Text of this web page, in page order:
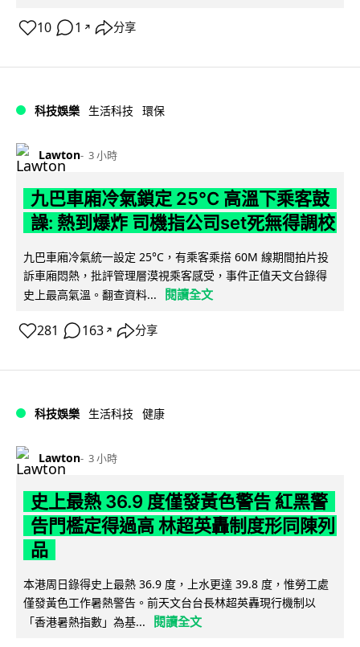
10 1 ↗ 分享
科技娛樂 生活科技 環保
Lawton 3 小時
九巴車廂冷氣鎖定 25°C 高溫下乘客鼓
譟: 熱到爆炸 司機指公司set死無得調校
九巴車廂冷氣統一設定 25°C，有乘客乘搭 60M 線期間拍片投
訴車廂悶熱，批評管理層漠視乘客感受，事件正值天文台錄得
史上最高氣溫。翻查資料...
閱讀全文
281 163 ↗ 分享
科技娛樂 生活科技 健康
Lawton 3 小時
史上最熱 36.9 度僅發黃色警告 紅黑警
告門檻定得過高 林超英轟制度形同陳列
品
本港周日錄得史上最熱 36.9 度，上水更達 39.8 度，惟勞工處
僅發黃色工作暑熱警告。前天文台台長林超英轟現行機制以
「香港暑熱指數」為基...
閱讀全文